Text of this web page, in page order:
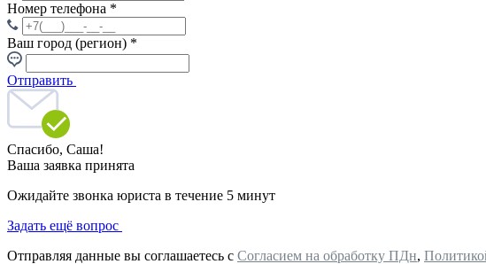
Номер телефона *
Ваш город (регион) *
Отправить
Спасибо, Саша!
Ваша заявка принята
Ожидайте звонка юриста в течение 5 минут
Задать ещё вопрос
Отправляя данные вы соглашаетесь с Согласием на обработку ПДн,